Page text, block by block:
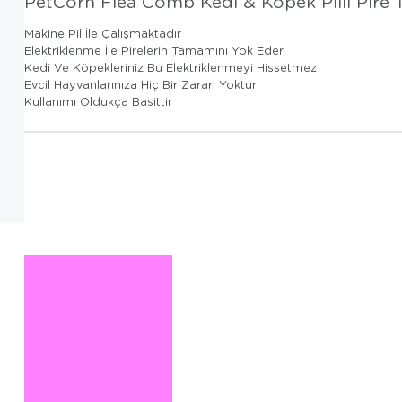
Makine Pil İle Çalışmaktadır
Elektriklenme İle Pirelerin Tamamını Yok Eder
Kedi Ve Köpekleriniz Bu Elektriklenmeyi Hissetmez
Evcil Hayvanlarınıza Hiç Bir Zararı Yoktur
Kullanımı Oldukça Basittir